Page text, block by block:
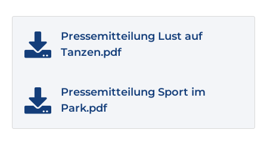
Pressemitteilung Lust auf
Tanzen.pdf
Pressemitteilung Sport im
Park.pdf